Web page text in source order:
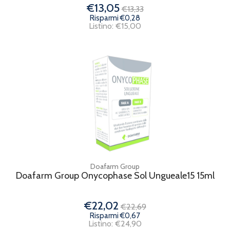
€13,05 €13,33
Risparmi €0,28
Listino: €15,00
Doafarm Group
Doafarm Group Onycophase Sol Ungueale15 15ml
€22,02 €22,69
Risparmi €0,67
Listino: €24,90